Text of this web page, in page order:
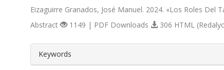
Eizaguirre Granados, José Manuel. 2024. «Los Roles
Abstract 1149 | PDF Downloads 306 HTML
Keywords